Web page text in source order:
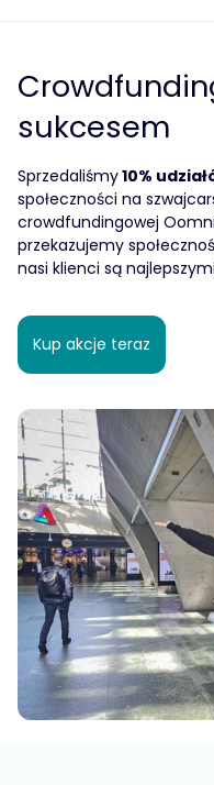
sukcesem
Sprzedaliśmy10%
społeczności na
crowdfundingowej
przekazujemy
nasi klienci są
Kup akcje teraz